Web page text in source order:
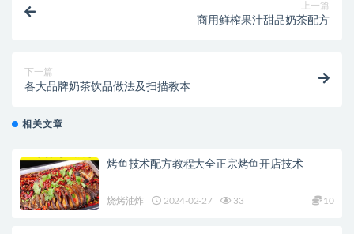
上一篇
商用鲜榨果汁甜品奶茶配方
下一篇
各大品牌奶茶饮品做法及扫描教本
相关文章
烤鱼技术配方教程大全正宗烤鱼开店技术
烧烤油炸 2024-02-27 33 10